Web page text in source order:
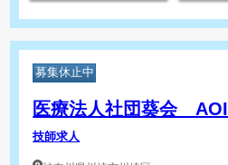
募集休止中
医療法人社団葵会
技師求人